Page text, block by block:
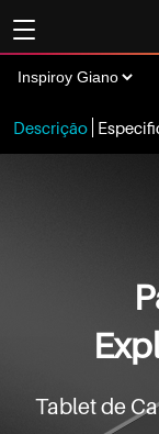
Descrição
Tablet de